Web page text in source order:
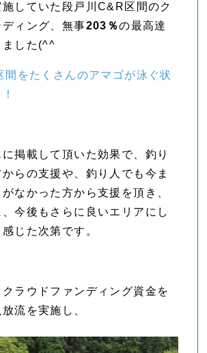
していた段戸川C&R区間のク
ィング、無事203％の最高達
ました(^^
間をたくさんのアマゴが泳ぐ状
掲載して頂いた効果で、釣り
らの支援や、釣り人でも今ま
なかった方から支援を頂き、
今後もさらに良いエリアにし
じた次第です。
ラウドファンディング資金を
流を実施し、